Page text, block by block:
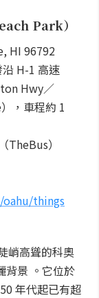
Park）
HI 96792
H-1 高速
Hwy／
，車程約 1
TheBus）
things
峭高聳的科奧
背景 。它位於
年代起已有超